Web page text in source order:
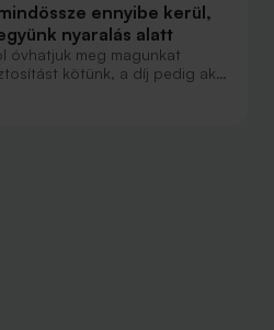
ennyibe kerül,
nyaralás alatt
óvhatjuk meg magunkat
kötünk, a díj pedig akár
Ez egy átlagos nyaralás